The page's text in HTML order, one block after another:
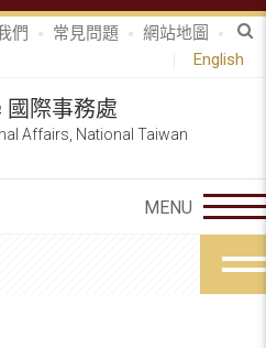
們 常見問題
網站地圖
English
國際事務處
Affairs, National Taiwan